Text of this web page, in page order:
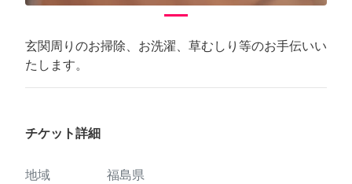
玄関周りのお掃除、お洗濯、草むしり等のお手伝いい
たします。
チケット詳細
地域 福島県